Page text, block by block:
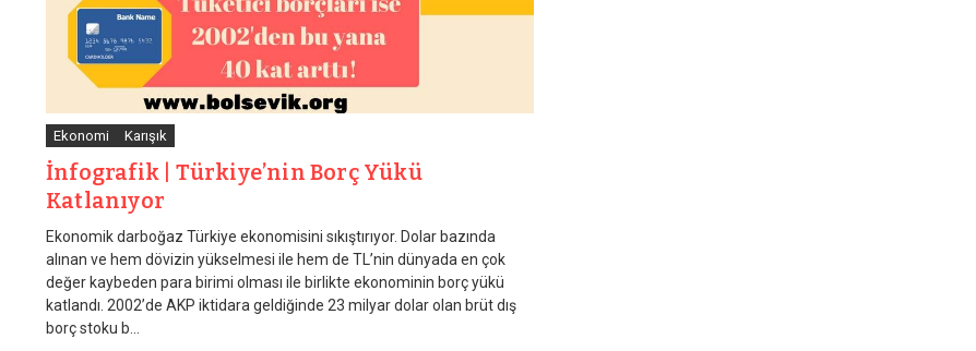
Ekonomi Karışık
İnfografik | Türkiye’nin Borç Yükü
Katlanıyor
Ekonomik darboğaz Türkiye ekonomisini sıkıştırıyor. Dolar bazında
alınan ve hem dövizin yükselmesi ile hem de TL’nin dünyada en çok
değer kaybeden para birimi olması ile birlikte ekonominin borç yükü
katlandı. 2002’de AKP iktidara geldiğinde 23 milyar dolar olan brüt dış
borç stoku b...